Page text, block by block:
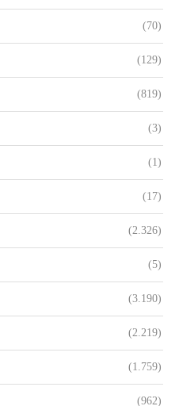
(70)
(129)
(819)
(3)
(1)
(17)
(2.326)
(5)
(3.190)
(2.219)
(1.759)
(962)